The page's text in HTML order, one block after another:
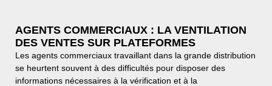
AGENTS COMMERCIAUX : LA VENTILATION
DES VENTES SUR PLATEFORMES
Les agents commerciaux travaillant dans la grande distribution
se heurtent souvent à des difficultés pour disposer des
informations nécessaires à la vérification et à la